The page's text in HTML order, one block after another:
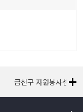
금천구 자원봉사센터